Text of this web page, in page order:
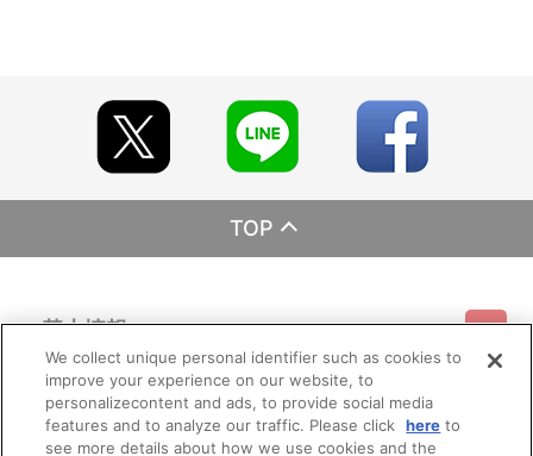
TOP
基本情報
利用規約 特定商取引法に基づく表示 プライバシーポリシー
ご利用情報
We collect unique personal identifier such as cookies to
improve your experience on our website, to
personalizecontent and ads, to provide social media
features and to analyze our traffic. Please click here to
see more details about how we use cookies and the